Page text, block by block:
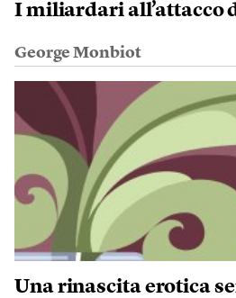
I miliardari all’attacco
George Monbiot
Una rinascita erotica